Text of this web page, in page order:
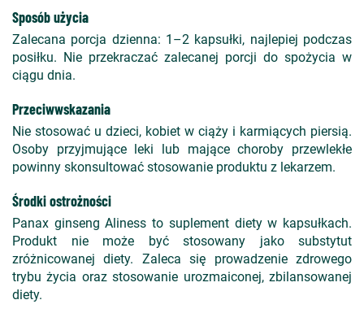
Sposób użycia
Zalecana porcja dzienna: 1–2 kapsułki, najlepiej podczas
posiłku. Nie przekraczać zalecanej porcji do spożycia w
ciągu dnia.
Przeciwwskazania
Nie stosować u dzieci, kobiet w ciąży i karmiących piersią.
Osoby przyjmujące leki lub mające choroby przewlekłe
powinny skonsultować stosowanie produktu z lekarzem.
Środki ostrożności
Panax ginseng Aliness to suplement diety w kapsułkach.
Produkt nie może być stosowany jako substytut
zróżnicowanej diety. Zaleca się prowadzenie zdrowego
trybu życia oraz stosowanie urozmaiconej, zbilansowanej
diety.